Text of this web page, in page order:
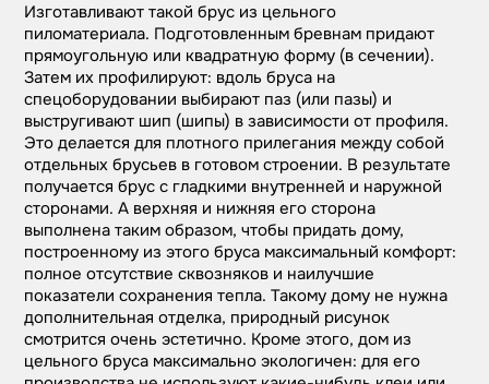
Изготавливают такой брус из цельного
пиломатериала. Подготовленным бревнам придают
прямоугольную или квадратную форму (в сечении).
Затем их профилируют: вдоль бруса на
спецоборудовании выбирают паз (или пазы) и
выстругивают шип (шипы) в зависимости от профиля.
Это делается для плотного прилегания между собой
отдельных брусьев в готовом строении. В результате
получается брус с гладкими внутренней и наружной
сторонами. А верхняя и нижняя его сторона
выполнена таким образом, чтобы придать дому,
построенному из этого бруса максимальный комфорт:
полное отсутствие сквозняков и наилучшие
показатели сохранения тепла. Такому дому не нужна
дополнительная отделка, природный рисунок
смотрится очень эстетично. Кроме этого, дом из
цельного бруса максимально экологичен: для его